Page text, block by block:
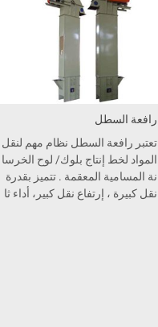
رافعة السطل
تعتبر رافعة السطل نظام مهم لنقل
المواد لخط إنتاج بلوك/ لوح الخرسا
نة المسامية المعقمة . تتميز بقدرة
نقل كبيرة ، إرتفاع نقل كبير، أداء ثا